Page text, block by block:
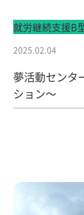
就労継続支援B
2025.02.04
夢活動セン
ション～